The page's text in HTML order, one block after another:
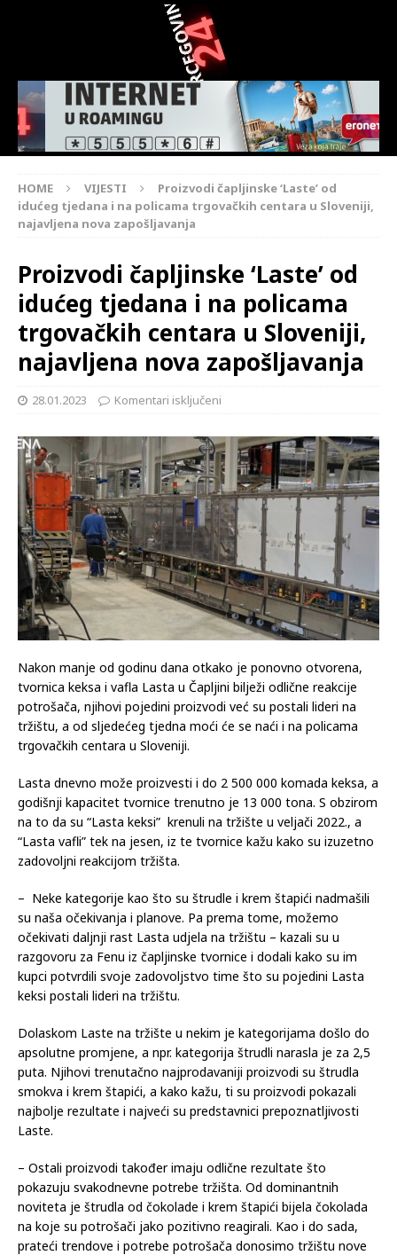
HOME VIJESTI
Proizvodi čapljinske ‘Laste’ od
idućeg tjedana i na policama trgovačkih centara u Sloveniji,
najavljena nova zapošljavanja
Proizvodi čapljinske ‘Laste’ od
idućeg tjedana i na policama
trgovačkih centara u Sloveniji,
najavljena nova zapošljavanja
28.01.2023 Komentari isključeni
Nakon manje od godinu dana otkako je ponovno otvorena,
tvornica keksa i vafla Lasta u Čapljini bilježi odlične reakcije
potrošača, njihovi pojedini proizvodi već su postali lideri na
tržištu, a od sljedećeg tjedna moći će se naći i na policama
trgovačkih centara u Sloveniji.
Lasta dnevno može proizvesti i do 2 500 000 komada keksa, a
godišnji kapacitet tvornice trenutno je 13 000 tona. S obzirom
na to da su “Lasta keksi” krenuli na tržište u veljači 2022., a
“Lasta vafli” tek na jesen, iz te tvornice kažu kako su izuzetno
zadovoljni reakcijom tržišta.
– Neke kategorije kao što su štrudle i krem štapići nadmašili
su naša očekivanja i planove. Pa prema tome, možemo
očekivati daljnji rast Lasta udjela na tržištu – kazali su u
razgovoru za Fenu iz čapljinske tvornice i dodali kako su im
kupci potvrdili svoje zadovoljstvo time što su pojedini Lasta
keksi postali lideri na tržištu.
Dolaskom Laste na tržište u nekim je kategorijama došlo do
apsolutne promjene, a npr. kategorija štrudli narasla je za 2,5
puta. Njihovi trenutačno najprodavaniji proizvodi su štrudla
smokva i krem štapići, a kako kažu, ti su proizvodi pokazali
najbolje rezultate i najveći su predstavnici prepoznatljivosti
Laste.
– Ostali proizvodi također imaju odlične rezultate što
pokazuju svakodnevne potrebe tržišta. Od dominantnih
noviteta je štrudla od čokolade i krem štapići bijela čokolada
na koje su potrošači jako pozitivno reagirali. Kao i do sada,
prateći trendove i potrebe potrošača donosimo tržištu nove